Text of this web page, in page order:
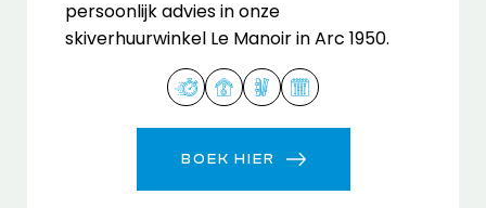
persoonlijk advies in onze
skiverhuurwinkel Le Manoir in Arc 1950.
BOEK HIER